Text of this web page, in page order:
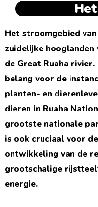
Het stroomgebied
zuidelijke hooglanden
de Great Ruaha
belang voor de
planten- en
dieren in Ruaha
grootste nationale
is ook cruciaal voor
ontwikkeling van de
grootschalige
energie.